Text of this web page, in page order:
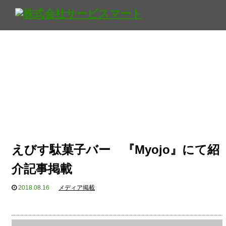
えびす駄菓子バー 『Myojo』にて紹
介記事掲載
2018.08.16 メディア掲載